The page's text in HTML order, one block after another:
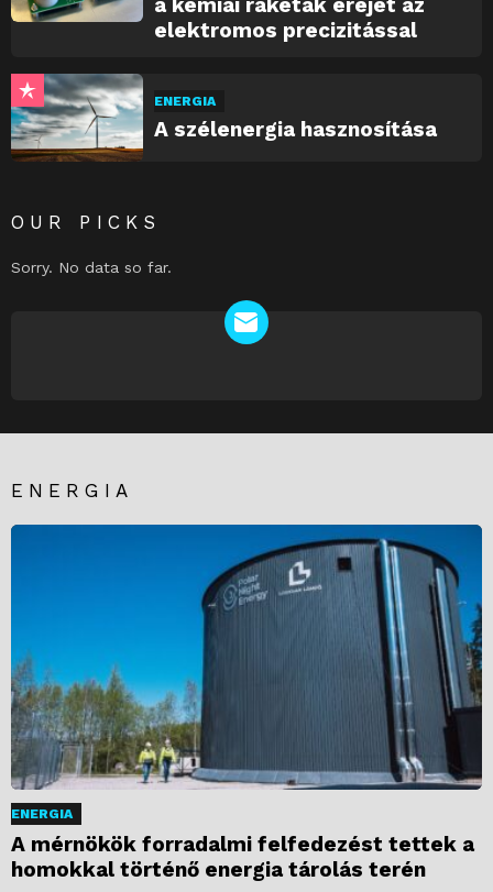
a kémiai rakéták erejét az
elektromos precizitással
ENERGIA
A szélenergia hasznosítása
OUR PICKS
Sorry. No data so far.
ENERGIA
ENERGIA
A mérnökök forradalmi felfedezést tettek a
homokkal történő energia tárolás terén